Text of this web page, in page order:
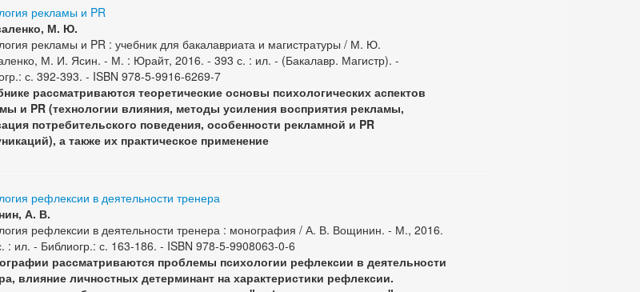
рекламы и PR
М. Ю.
рекламы и PR : учебник для бакалавриата и магистратуры / М. Ю.
М. И. Ясин. - М. : Юрайт, 2016. - 393 с. : ил. - (Бакалавр. Магистр). -
с. 392-393. - ISBN 978-5-9916-6269-7
рассматриваются теоретические основы психологических аспектов
и PR (технологии влияния, методы усиления восприятия рекламы,
потребительского поведения, особенности рекламной и PR
а также их практическое применение
рефлексии в деятельности тренера
А. В.
рефлексии в деятельности тренера : монография / А. В. Вощинин. - М., 2016.
: ил. - Библиогр.: с. 163-186. - ISBN 978-5-9908063-0-6
рассматриваются проблемы психологии рефлексии в деятельности
влияние личностных детерминант на характеристики рефлексии.